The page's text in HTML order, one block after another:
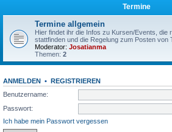
Termine
Termine allgemein
Hier findet ihr die Infos zu Kursen/Events, die
stattfinden und die Regelung zum Posten von
Moderator: Josatianma
Themen: 2
ANMELDEN • REGISTRIEREN
Benutzername:
Passwort:
Ich habe mein Passwort vergessen